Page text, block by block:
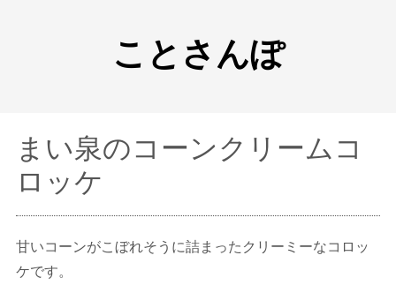
ことさんぽ
まい泉のコーンクリームコ
ロッケ
甘いコーンがこぼれそうに詰まったクリーミーなコロッ
ケです。